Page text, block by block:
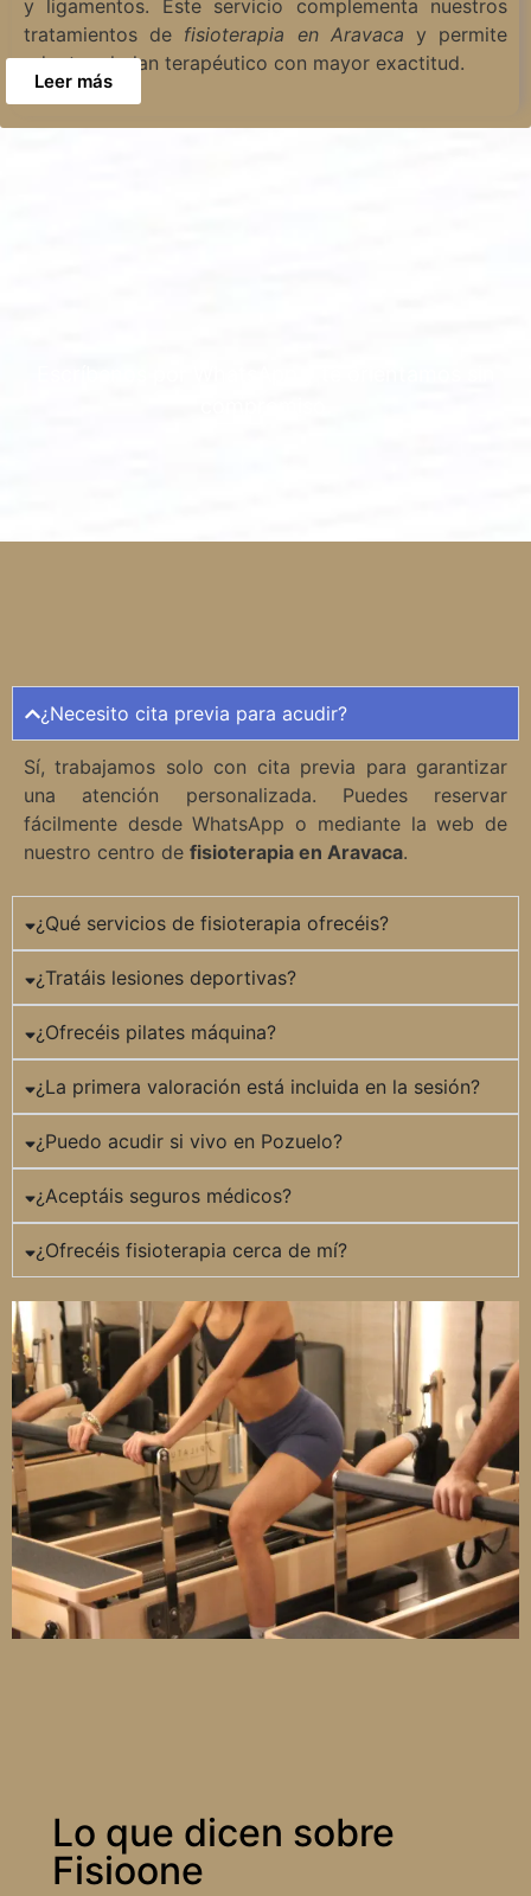
y ligamentos. Este servicio complementa nuestros
tratamientos de fisioterapia en Aravaca y permite
adaptar el plan terapéutico con mayor exactitud.
Leer más
¿Necesito cita previa para acudir?
Sí, trabajamos solo con cita previa para garantizar
una atención personalizada. Puedes reservar
fácilmente desde WhatsApp o mediante la web de
nuestro centro de fisioterapia en Aravaca.
¿Qué servicios de fisioterapia ofrecéis?
¿Tratáis lesiones deportivas?
¿Ofrecéis pilates máquina?
¿La primera valoración está incluida en la sesión?
¿Puedo acudir si vivo en Pozuelo?
¿Aceptáis seguros médicos?
¿Ofrecéis fisioterapia cerca de mí?
Lo que dicen sobre
Fisioone